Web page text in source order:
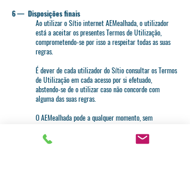
6 — Disposições finais
Ao utilizar o Sítio internet AEMealhada, o utilizador
está a aceitar os presentes Termos de Utilização,
comprometendo-se por isso a respeitar todas as suas
regras.
É dever de cada utilizador do Sítio consultar os Termos
de Utilização em cada acesso por si efetuado,
abstendo-se de o utilizar caso não concorde com
alguma das suas regras.
O AEMealhada pode a qualquer momento, sem
modificar, total ou parcialmente, os presentes Termos
de Utilização, bem como as funcionalidades,